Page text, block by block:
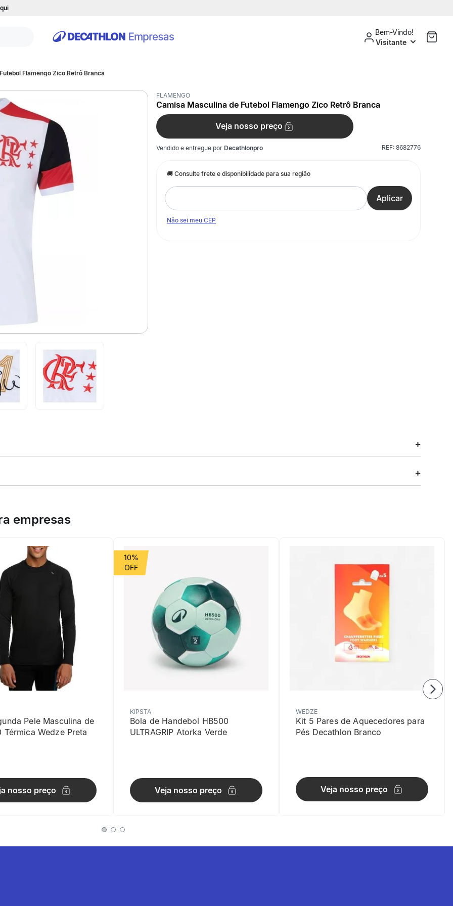
Bem-Vindo!
Visitante
Flamengo Zico Retrô Branca
FLAMENGO
Camisa Masculina de Futebol Flamengo Zico Retrô Branca
Veja nosso preço
Vendido e entregue porDecathlonpro REF: 8682776
Não sei meu CEP
de respiração, Absorve e elimina o suor.
empresas
Pele Masculina de
Térmica Wedze Preta
nosso preço
KIPSTA
Bola de Handebol HB500
ULTRAGRIP Atorka Verde
10%
Veja nosso preço
WEDZE
Kit 5 Pares de Aquecedores para
Pés Decathlon Branco
Veja nosso preço